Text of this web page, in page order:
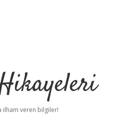
ilham veren bilgiler!